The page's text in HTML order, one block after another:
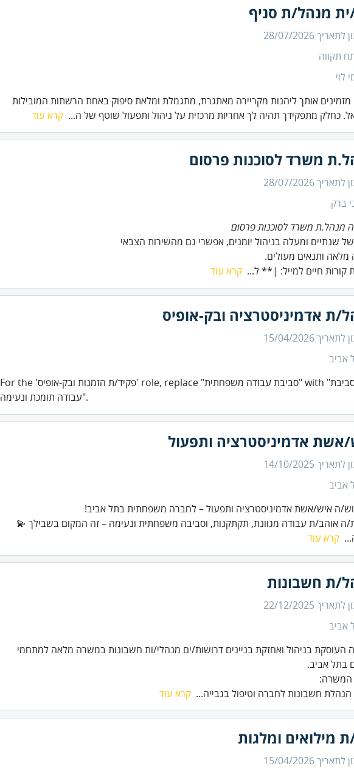
ית מנהל/ת סניף
לתאריך28/07/2026
תקווה
לוי
מזמינים אותך ליהנות מקריירה מאתגרת, מתגמלת ומלאת סיפוק באחת הרשתות המובילות
כחלק מתפקידך תהיה לך אחריות מרכזית על ניהול ותפעול שוטף של ה... קרא עוד
משרד לסוכנות פרסום
לתאריך28/07/2026
ברק
מנהל.ת משרד לסוכנות פרסום
ותנאים מעולים.
קורות חיים למייל: |** ל... קרא עוד
ת אדמיניסטרציה ובק-אופיס
לתאריך15/04/2026
אביב
For the 'פקיד/ת הזמנות ובק-אופיס' role, replace "סביבת עבודה משפחתית" with "סביבת
עבודה תומכת ונעימה".
אשת אדמיניסטרציה ותפעול
לתאריך14/10/2025
אביב
ה אוהב/ת עבודה מגוונת, תקתקנות, וסביבה משפחתית ונעימה – זה המקום בשבילך 💫
קרא עוד
ת חשבונות
לתאריך22/12/2025
אביב
העוסקת בניהול ואחזקת בניינים דרושות/ים מנהלי/ות חשבונות במשרה מלאה למתחמי
המשרה:
הנהלת חשבונות לחברה וטיפול בגבייה... קרא עוד
ת מילואים ומלגות
לתאריך15/04/2026